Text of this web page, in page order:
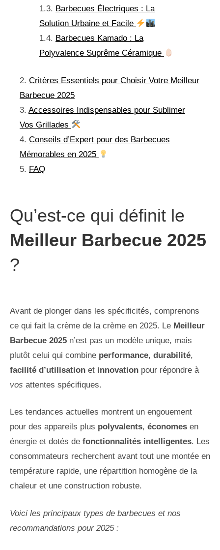
Barbecues Électriques : La
Solution Urbaine et Facile
Barbecues Kamado : La
Polyvalence Suprême Céramique
Critères Essentiels pour Choisir Votre Meilleur
Barbecue 2025
Accessoires Indispensables pour Sublimer
Vos Grillades
Conseils d’Expert pour des Barbecues
Mémorables en 2025
FAQ
Qu’est-ce qui définit le
Meilleur Barbecue 2025
?
Avant de plonger dans les spécificités, comprenons
ce qui fait la crème de la crème en 2025. Le Meilleur
Barbecue 2025 n’est pas un modèle unique, mais
plutôt celui qui combine performance, durabilité,
facilité d’utilisation et innovation pour répondre à
vos attentes spécifiques.
Les tendances actuelles montrent un engouement
pour des appareils plus polyvalents, économes en
énergie et dotés de fonctionnalités intelligentes. Les
consommateurs recherchent avant tout une montée en
température rapide, une répartition homogène de la
chaleur et une construction robuste.
Voici les principaux types de barbecues et nos
recommandations pour 2025 :